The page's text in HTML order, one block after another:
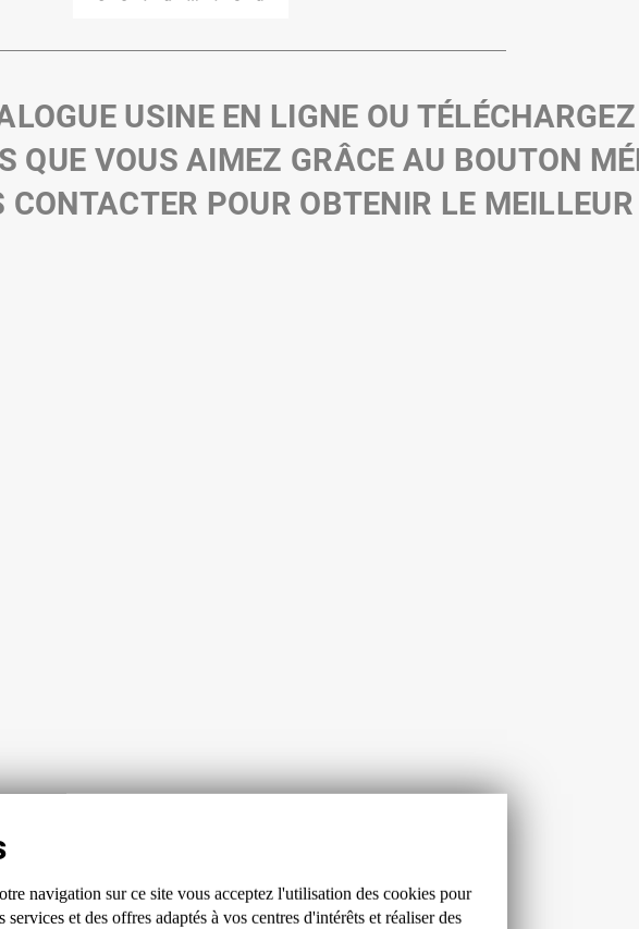
USINE EN LIGNE OU
QUE VOUS AIMEZ GRÂCE AU BOUTON
POUR OBTENIR LE
navigation sur ce site vous acceptez l'utilisation des cookies pour
services et des offres adaptés à vos centres d'intérêts et réaliserdes